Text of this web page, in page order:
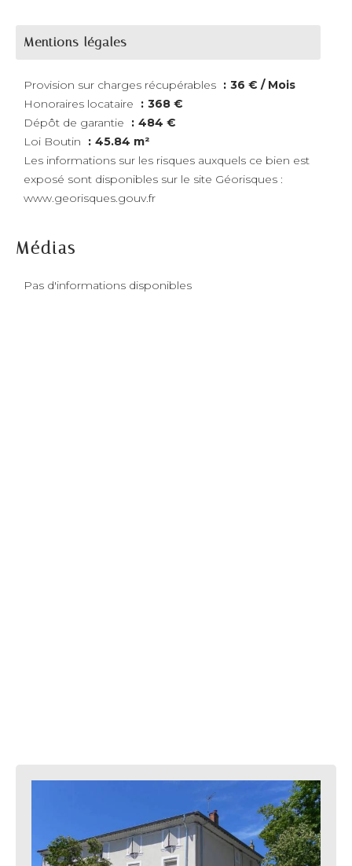
Mentions légales
Provision sur charges récupérables
36 € / Mois
Honoraires locataire
368 €
Dépôt de garantie
484 €
Loi Boutin
45.84 m²
Les informations sur les risques auxquels ce bien est
exposé sont disponibles sur le site Géorisques :
www.georisques.gouv.fr
Médias
Pas d'informations disponibles